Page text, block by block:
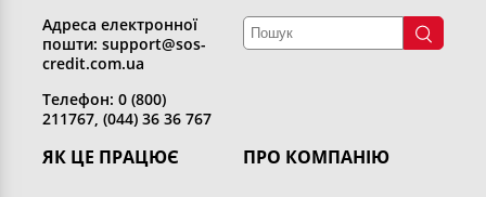
ЯК ЦЕ ПРАЦЮЄ ПРО КОМПАНІЮ
Адреса електронної
пошти: support@sos-
credit.com.ua
Телефон: 0 (800)
211767, (044) 36 36 767